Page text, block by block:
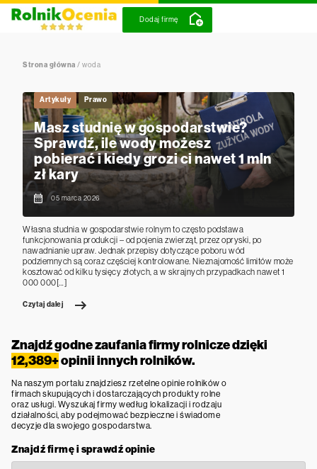
Dodaj firmę
Strona główna / woda
Artykuły Prawo
Masz studnię w gospodarstwie?
Sprawdź, ile wody możesz
pobierać i kiedy grozi ci nawet 1 mln
zł kary
05 marca 2026
Własna studnia w gospodarstwie rolnym to często podstawa
funkcjonowania produkcji – od pojenia zwierząt, przez opryski, po
nawadnianie upraw. Jednak przepisy dotyczące poboru wód
podziemnych są coraz częściej kontrolowane. Nieznajomość limitów może
kosztować od kilku tysięcy złotych, a w skrajnych przypadkach nawet 1
000 000[…]
Czytaj dalej
Znajdź godne zaufania firmy rolnicze dzięki
12,389+opinii innych rolników.
Na naszym portalu znajdziesz rzetelne opinie rolników o
firmach skupujących i dostarczających produkty rolne
oraz usługi. Wyszukaj firmy według lokalizacji i rodzaju
działalności, aby podejmować bezpieczne i świadome
decyzje dla swojego gospodarstwa.
Znajdź firmę i sprawdź opinie